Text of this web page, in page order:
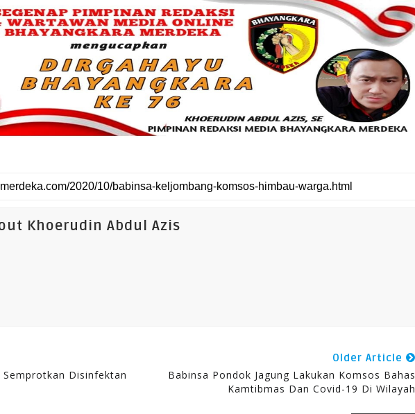
Khoerudin Abdul Azis
Semprotkan Disinfektan
Older Article
Babinsa Pondok Jagung Lakukan Komsos Bahas
Kamtibmas Dan Covid-19 Di Wilayah